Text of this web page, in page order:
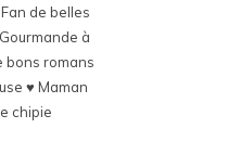
de belles
à
bons romans
♥ Maman
chipie